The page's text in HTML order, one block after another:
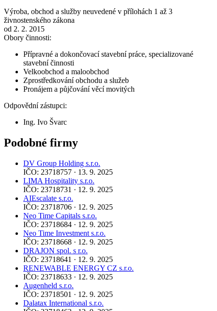
Výroba, obchod a služby neuvedené v přílohách 1 až 3
živnostenského zákona
od 2. 2. 2015
Obory činnosti:
Přípravné a dokončovací stavební práce, specializované
stavební činnosti
Velkoobchod a maloobchod
Zprostředkování obchodu a služeb
Pronájem a půjčování věcí movitých
Odpovědní zástupci:
Ing. Ivo Švarc
Podobné firmy
DV Group Holding s.r.o.
IČO: 23718757 · 13. 9. 2025
LIMA Hospitality s.r.o.
IČO: 23718731 · 12. 9. 2025
AIEscalate s.r.o.
IČO: 23718706 · 12. 9. 2025
Neo Time Capitals s.r.o.
IČO: 23718684 · 12. 9. 2025
Neo Time Investment s.r.o.
IČO: 23718668 · 12. 9. 2025
DRAJON spol. s r.o.
IČO: 23718641 · 12. 9. 2025
RENEWABLE ENERGY CZ s.r.o.
IČO: 23718633 · 12. 9. 2025
Augenheld s.r.o.
IČO: 23718501 · 12. 9. 2025
Dalatax International s.r.o.